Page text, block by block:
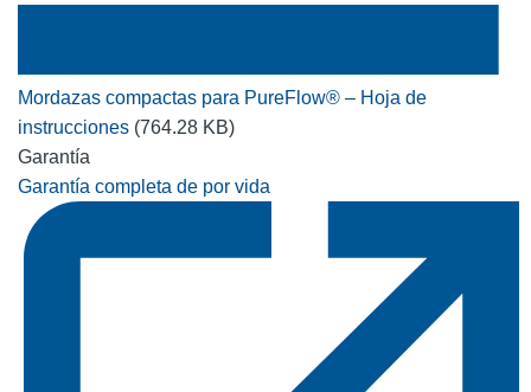
Mordazas compactas para PureFlow® – Hoja de
instrucciones (764.28 KB)
Garantía
Garantía completa de por vida